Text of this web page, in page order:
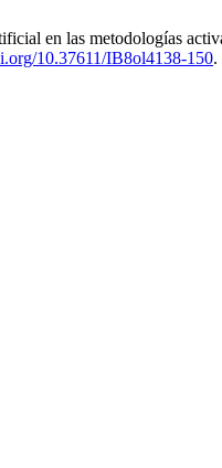
en las metodologías
10.37611/IB8ol4138-150.